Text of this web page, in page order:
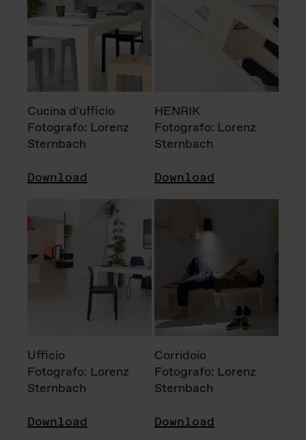
Cucina d'ufficio
Fotografo: Lorenz
Sternbach
Download
HENRIK
Fotografo: Lorenz
Sternbach
Download
Ufficio
Fotografo: Lorenz
Sternbach
Download
Corridoio
Fotografo: Lorenz
Sternbach
Download